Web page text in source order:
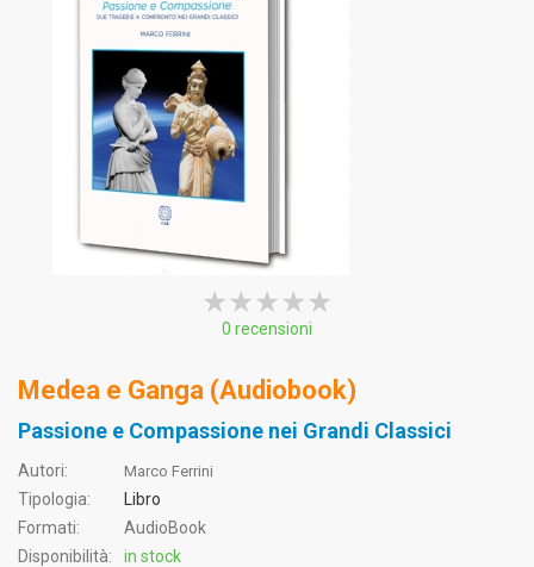
★★★★★
★★★★★
★★★★★
0 recensioni
Medea e Ganga (Audiobook)
Passione e Compassione nei Grandi Classici
Autori: Marco Ferrini
Tipologia:
Libro
Formati:
AudioBook
Disponibilità:
in stock